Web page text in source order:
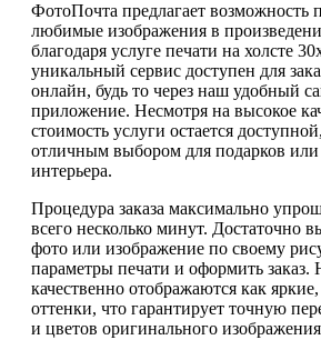
ФотоПочта предлагает возможность
любимые изображения в
благодаря услуге печати на холсте
уникальный сервис доступен для
онлайн, будь то через наш удобный
приложение. Несмотря на высокое
стоимость услуги остается
отличным выбором для подарков
интерьера.
Процедура заказа максимально
всего несколько минут. Достаточно
фото или изображение по своему
параметры печати и оформить заказ.
качественно отображаются как
оттенки, что гарантирует точную
и цветов оригинального